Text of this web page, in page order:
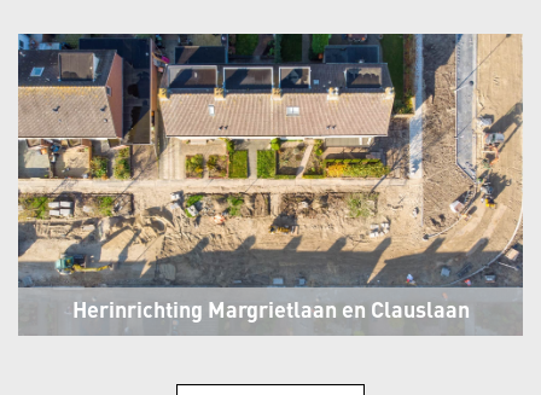
Herinrichting Margrietlaan en Clauslaan